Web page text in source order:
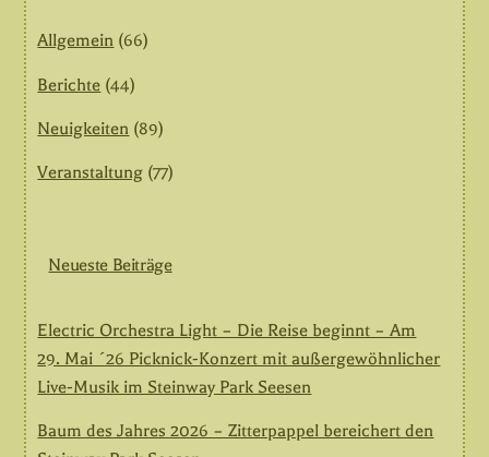
Allgemein (66)
Berichte (44)
Neuigkeiten (89)
Veranstaltung (77)
Neueste Beiträge
Electric Orchestra Light – Die Reise beginnt – Am
29. Mai ´26 Picknick-Konzert mit außergewöhnlicher
Live-Musik im Steinway Park Seesen
Baum des Jahres 2026 – Zitterpappel bereichert den